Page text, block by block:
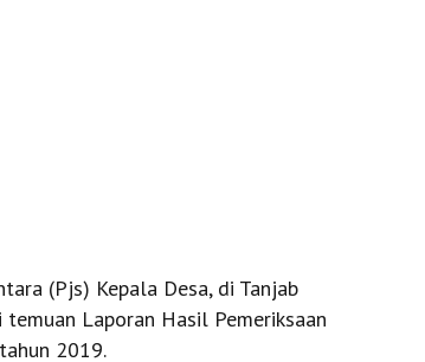
(Pjs) Kepala Desa, di Tanjab
Laporan Hasil Pemeriksaan
2019.